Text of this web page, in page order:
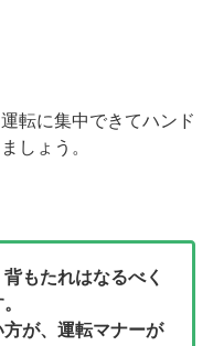
転に集中できてハンド
しょう。
もたれはなるべく
方が、運転マナーが